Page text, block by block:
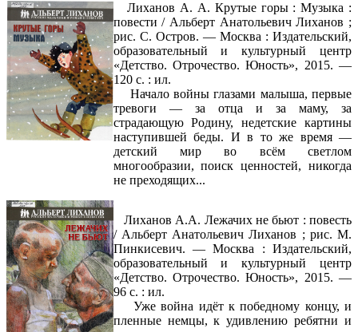
Лиханов А. А. Крутые горы : Музыка :
повести / Альберт Анатольевич Лиханов ;
рис. С. Остров. — Москва : Издательский,
образовательный и культурный центр
«Детство. Отрочество. Юность», 2015. —
120 с. : ил.
Начало войны глазами малыша, первые
тревоги — за отца и за маму, за
страдающую Родину, недетские картины
наступившей беды. И в то же время —
детский мир во всём светлом
многообразии, поиск ценностей, никогда
не преходящих...
Лиханов А.А. Лежачих не бьют : повесть
/ Альберт Анатольевич Лиханов ; рис. М.
Пинкисевич. — Москва : Издательский,
образовательный и культурный центр
«Детство. Отрочество. Юность», 2015. —
96 с. : ил.
Уже война идёт к победному концу, и
пленные немцы, к удивлению ребятни и